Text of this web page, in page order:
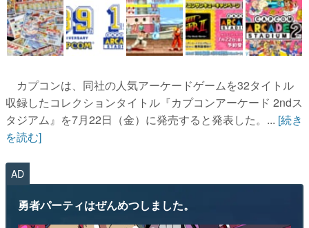
カプコンは、同社の人気アーケードゲームを32タイトル
収録したコレクションタイトル『カプコンアーケード 2ndス
タジアム』を7月22日（金）に発売すると発表した。... [続き
を読む]
AD
勇者パーティはぜんめつしました。